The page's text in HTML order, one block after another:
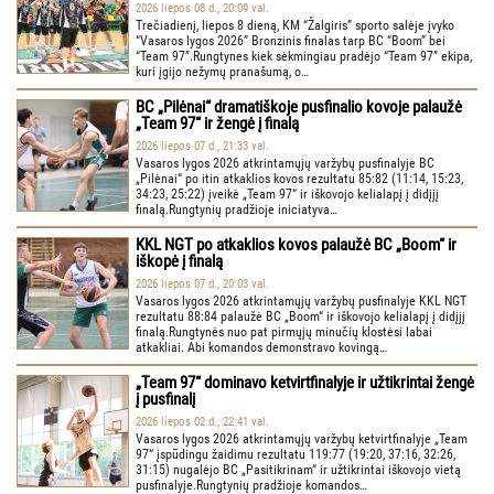
2026 liepos 08 d., 20:09 val.
Trečiadienį, liepos 8 dieną, KM “Žalgiris” sporto salėje įvyko
“Vasaros lygos 2026” Bronzinis finalas tarp BC “Boom” bei
“Team 97”.Rungtynes kiek sėkmingiau pradėjo “Team 97” ekipa,
kuri įgijo nežymų pranašumą, o…
BC „Pilėnai“ dramatiškoje pusfinalio kovoje palaužė
„Team 97“ ir žengė į finalą
2026 liepos 07 d., 21:33 val.
Vasaros lygos 2026 atkrintamųjų varžybų pusfinalyje BC
„Pilėnai“ po itin atkaklios kovos rezultatu 85:82 (11:14, 15:23,
34:23, 25:22) įveikė „Team 97“ ir iškovojo kelialapį į didįjį
finalą.Rungtynių pradžioje iniciatyva…
KKL NGT po atkaklios kovos palaužė BC „Boom“ ir
iškopė į finalą
2026 liepos 07 d., 20:03 val.
Vasaros lygos 2026 atkrintamųjų varžybų pusfinalyje KKL NGT
rezultatu 88:84 palaužė BC „Boom“ ir iškovojo kelialapį į didįjį
finalą.Rungtynės nuo pat pirmųjų minučių klostėsi labai
atkakliai. Abi komandos demonstravo kovingą…
„Team 97“ dominavo ketvirtfinalyje ir užtikrintai žengė
į pusfinalį
2026 liepos 02 d., 22:41 val.
Vasaros lygos 2026 atkrintamųjų varžybų ketvirtfinalyje „Team
97“ įspūdingu žaidimu rezultatu 119:77 (19:20, 37:16, 32:26,
31:15) nugalėjo BC „Pasitikrinam“ ir užtikrintai iškovojo vietą
pusfinalyje.Rungtynių pradžioje komandos…